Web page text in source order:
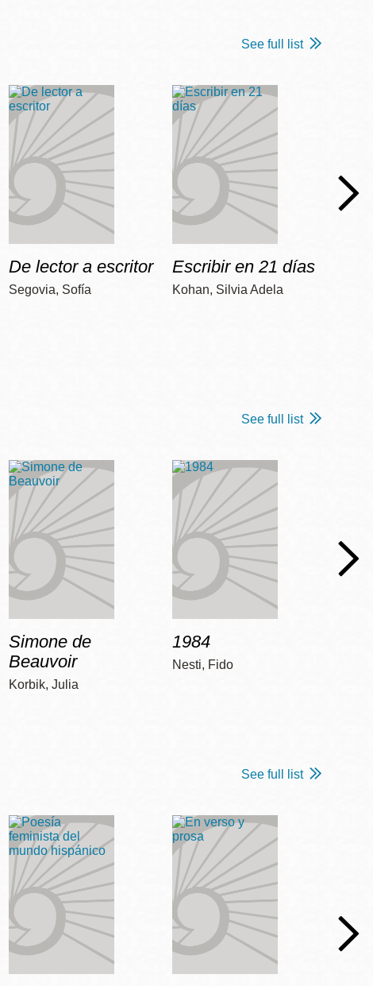
See full list
De lector a escritor
Segovia, Sofía
Escribir en 21 días
Kohan, Silvia Adela
See full list
Simone de
Beauvoir
Korbik, Julia
1984
Nesti, Fido
See full list